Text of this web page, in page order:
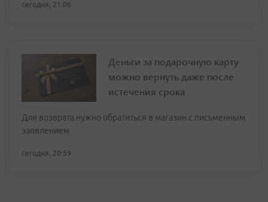
сегодня, 21:06
Деньги за подарочную карту
можно вернуть даже после
истечения срока
Для возврата нужно обратиться в магазин с письменным
заявлением
сегодня, 20:59